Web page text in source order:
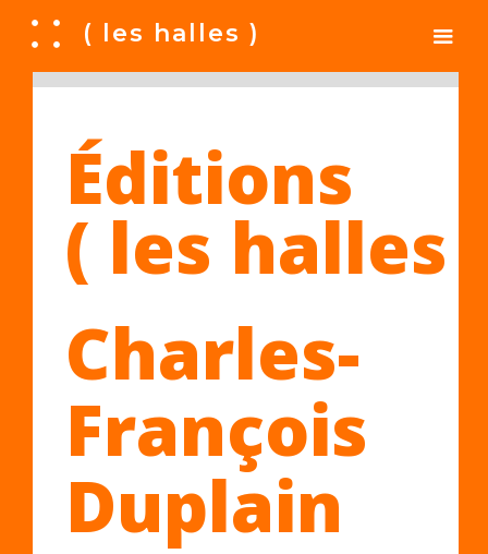
A ( les halles )
Éditions
( les halles
Charles-
François
Duplain